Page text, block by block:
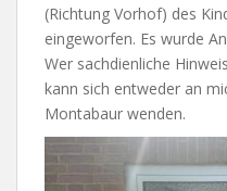
(Richtung Vorhof) des
eingeworfen. Es wurde
Wer sachdienliche
kann sich entweder an
Montabaur wenden.